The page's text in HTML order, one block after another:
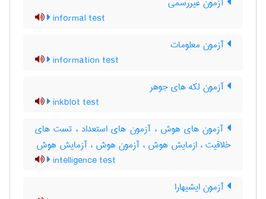
informal test
آزمون معلومات
information test
آزمون لکه های جوهر
inkblot test
آزمون های هوش ، آزمون های استعداد ، تست های
خلاقیت ، ازمایش هوش ، آزمون هوش ، آزمایش هوش
intelligence test
آزمون ایشیهارا